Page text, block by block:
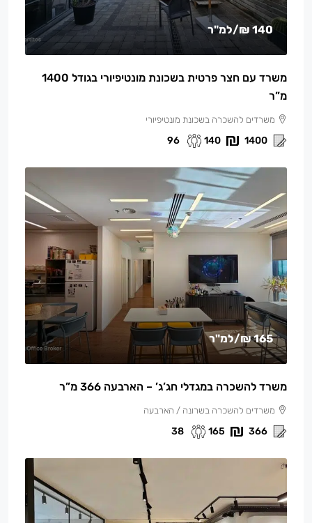
140 ₪ /למ"ר
משרד עם חצר פרטית בשכונת מונטיפיורי בגודל 1400
מ”ר
משרדים להשכרה בשכונת מונטיפיורי
1400
140
96
165 ₪ /למ"ר
משרד להשכרה במגדלי חג’ג’ – הארבעה 366 מ”ר
משרדים להשכרה בשרונה / הארבעה
366
165
38